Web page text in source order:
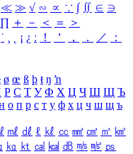
≪ ≫ √ ∽ ∝ ∵ ∫ ∬ ∈ ∋
∏ ＋ － ＜ ＝
＞
˙ ¸ ¡ ¿ ː ！ ＇ ， ． ／
：
ø œ ß þ ŧ ŋ ŉ
Р С Т У Ф Х Ц Ч Ш Щ Ъ
о п р с т у ф х ц ч ш щ ъ
㎖ ㎗ ℓ ㎘ ㏄ ㎣ ㎤ ㎥ ㎦
㎏ ㏏ ㎈ ㎉ ㏈ ㎧ ㎨ ㎰